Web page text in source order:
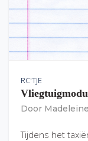
RC'TJE
Door
Tijdens het